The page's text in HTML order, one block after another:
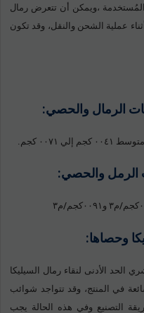
المُستخدمة ،ويمكن أن تتعرض رمال
عملية الشحن والنقل، وقد تكون
الرمال والحصي:
كجم.
الرمل والحصي:
وحصاها:
الحد الأدنى لنقاء رمال السيليكا
في المنتج، وقد تتواجد شوائب
التصنيع وفي هذه الحالة يجب